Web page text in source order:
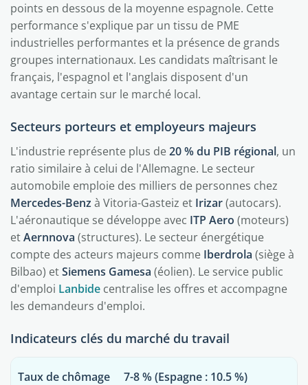
points en dessous de la moyenne espagnole. Cette
performance s'explique par un tissu de PME
industrielles performantes et la présence de grands
groupes internationaux. Les candidats maîtrisant le
français, l'espagnol et l'anglais disposent d'un
avantage certain sur le marché local.
Secteurs porteurs et employeurs majeurs
L'industrie représente plus de20 % du PIB régional, un
ratio similaire à celui de l'Allemagne. Le secteur
automobile emploie des milliers de personnes chez
Mercedes-Benz à Vitoria-Gasteiz et Irizar(autocars).
L'aéronautique se développe avec ITP Aero (moteurs)
etAernnova (structures). Le secteur énergétique
compte des acteurs majeurs comme Iberdrola (siège à
Bilbao) etSiemens Gamesa (éolien). Le service public
d'emploi Lanbide centralise les offres et accompagne
les demandeurs d'emploi.
Indicateurs clés du marché du travail
Taux de chômage
7-8 %(Espagne : 10.5 %)